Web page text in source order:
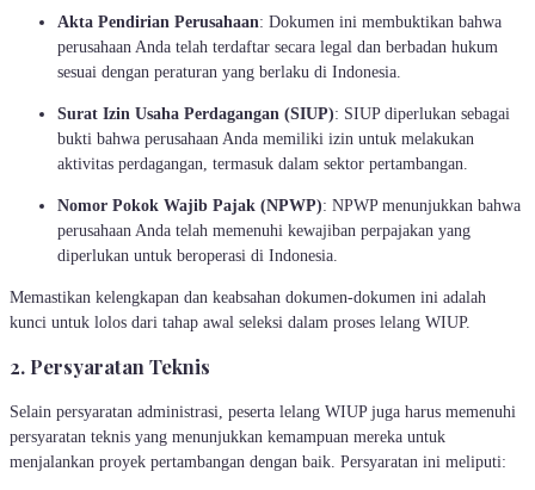
Akta Pendirian Perusahaan: Dokumen ini membuktikan bahwa
perusahaan Anda telah terdaftar secara legal dan berbadan hukum
sesuai dengan peraturan yang berlaku di Indonesia.
Surat Izin Usaha Perdagangan (SIUP): SIUP diperlukan sebagai
bukti bahwa perusahaan Anda memiliki izin untuk melakukan
aktivitas perdagangan, termasuk dalam sektor pertambangan.
Nomor Pokok Wajib Pajak (NPWP): NPWP menunjukkan bahwa
perusahaan Anda telah memenuhi kewajiban perpajakan yang
diperlukan untuk beroperasi di Indonesia.
Memastikan kelengkapan dan keabsahan dokumen-dokumen ini adalah
kunci untuk lolos dari tahap awal seleksi dalam proses lelang WIUP.
2. Persyaratan Teknis
Selain persyaratan administrasi, peserta lelang WIUP juga harus memenuhi
persyaratan teknis yang menunjukkan kemampuan mereka untuk
menjalankan proyek pertambangan dengan baik. Persyaratan ini meliputi: